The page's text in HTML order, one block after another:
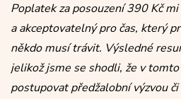
Poplatek za posouzení 390 Kč
a akceptovatelný pro čas, který
někdo musí trávit. Výsledné
jelikož jsme se shodli, že v
postupovat předžalobní výzvou